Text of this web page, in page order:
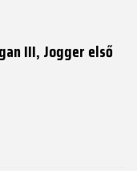
III, Jogger első